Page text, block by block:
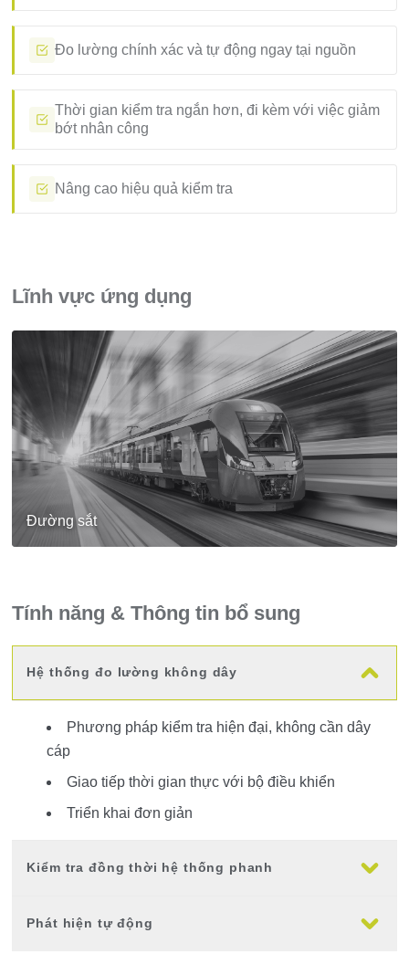
Đo lường chính xác và tự động ngay tại nguồn
Thời gian kiểm tra ngắn hơn, đi kèm với việc giảm
bớt nhân công
Nâng cao hiệu quả kiểm tra
Lĩnh vực ứng dụng
Đường sắt
Tính năng & Thông tin bổ sung
Hệ thống đo lường không dây
Phương pháp kiểm tra hiện đại, không cần dây
cáp
Giao tiếp thời gian thực với bộ điều khiển
Triển khai đơn giản
Kiểm tra đồng thời hệ thống phanh
Phát hiện tự động